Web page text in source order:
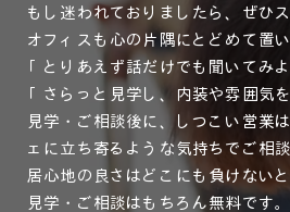
もし迷われておりましたら、ぜひ
オフィスも心の片隅にとどめて置
「とりあえず話だけでも聞いてみよ
「さらっと見学し、内装や雰囲気
見学・ご相談後に、しつこい営業
ェに立ち寄るような気持ちでご相談
居心地の良さはどこにも負けない
見学・ご相談はもちろん無料です。